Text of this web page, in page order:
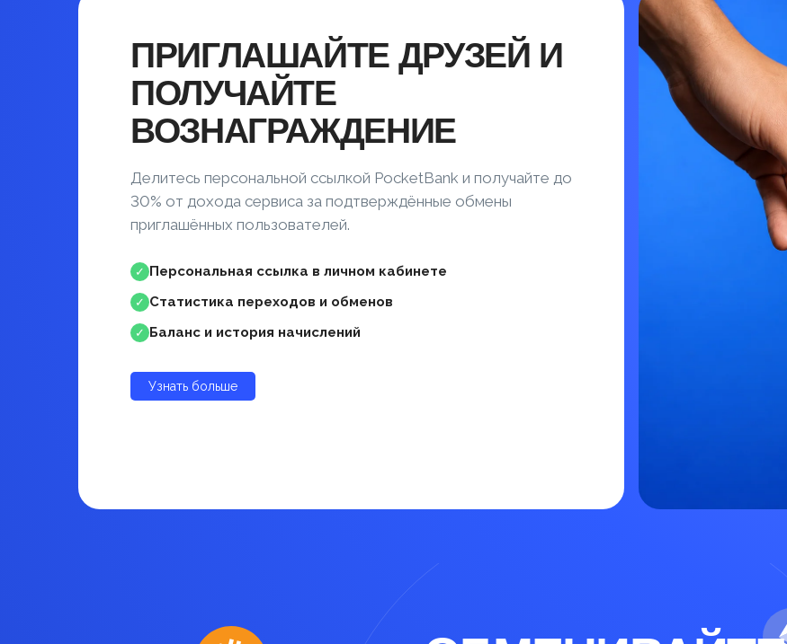
ПРИГЛАШАЙТЕ ДРУЗЕЙ И
ПОЛУЧАЙТЕ
ВОЗНАГРАЖДЕНИЕ
Делитесь персональной ссылкой PocketBank и получайте до
30% от дохода сервиса за подтверждённые обмены
приглашённых пользователей.
✓ Персональная ссылка в личном кабинете
✓ Статистика переходов и обменов
✓ Баланс и история начислений
Узнать больше